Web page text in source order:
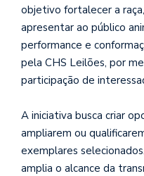
objetivo fortalecer a
apresentar ao público
performance e
pela CHS Leilões, por
participação de
A iniciativa busca criar
ampliarem ou
exemplares
amplia o alcance da